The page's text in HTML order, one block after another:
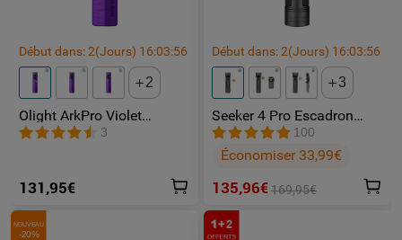
Début dans:2(Jours) 16:03:56
2
Olight ArkPro Violet
Nébuleuse | Lampe Torche
Rechargeable 1500
3
131,95€
Début dans:2(Jours) 16:03:56
3
Seeker 4 Pro Escadron
Fantôme lampe toeche
puissante
100
Économiser 33,99€
135,96€169,95€
NOUVEAU
-20%